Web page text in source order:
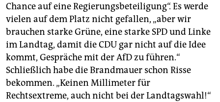
Chance auf eine Regierungsbeteiligung“. Es werde
vielen auf dem Platz nicht gefallen, „aber wir
brauchen starke Grüne, eine starke SPD und Linke
im Landtag, damit die CDU gar nicht auf die Idee
kommt, Gespräche mit der AfD zu führen.“
Schließlich habe die Brandmauer schon Risse
bekommen. „Keinen Millimeter für
Rechtsextreme, auch nicht bei der Landtagswahl!“